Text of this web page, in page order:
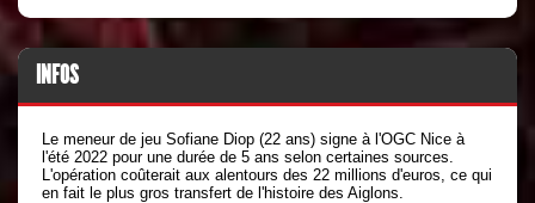
INFOS
Le meneur de jeu Sofiane Diop (22 ans) signe à l'OGC Nice à
l'été 2022 pour une durée de 5 ans selon certaines sources.
L'opération coûterait aux alentours des 22 millions d'euros, ce qui
en fait le plus gros transfert de l'histoire des Aiglons.